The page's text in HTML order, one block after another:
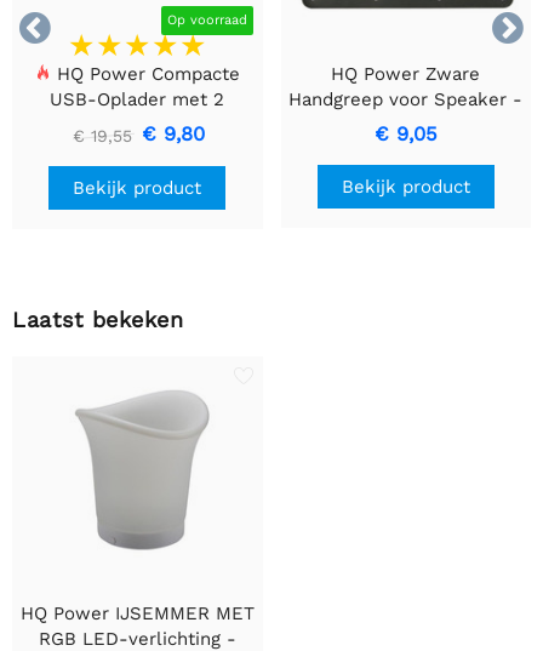

 Op voorraad
HQ Power Compacte
USB-Oplader met 2
Poorten – 17 W Slim
Laden, Zwart
€ 19,55 € 9,80
Bekijk product
HQ Power Zware
Handgreep voor Speaker -
Zwart Metaal
€ 9,05
Bekijk product
Laatst bekeken
HQ Power IJSEMMER MET
RGB LED-verlichting -